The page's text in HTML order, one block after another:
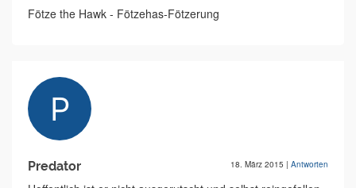
Fötze the Hawk - Fötzehas-Fötzerung
Predator 18. März 2015 | Antworten